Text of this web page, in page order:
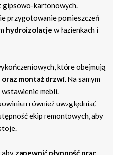
gipsowo-kartonowych.
przygotowanie pomieszczeń
hydroizolacje w łazienkach i
które obejmują
oraz montaż drzwi . Na samym
mebli.
również uwzględniać
ekip remontowych, aby
aby zapewnić płynność prac